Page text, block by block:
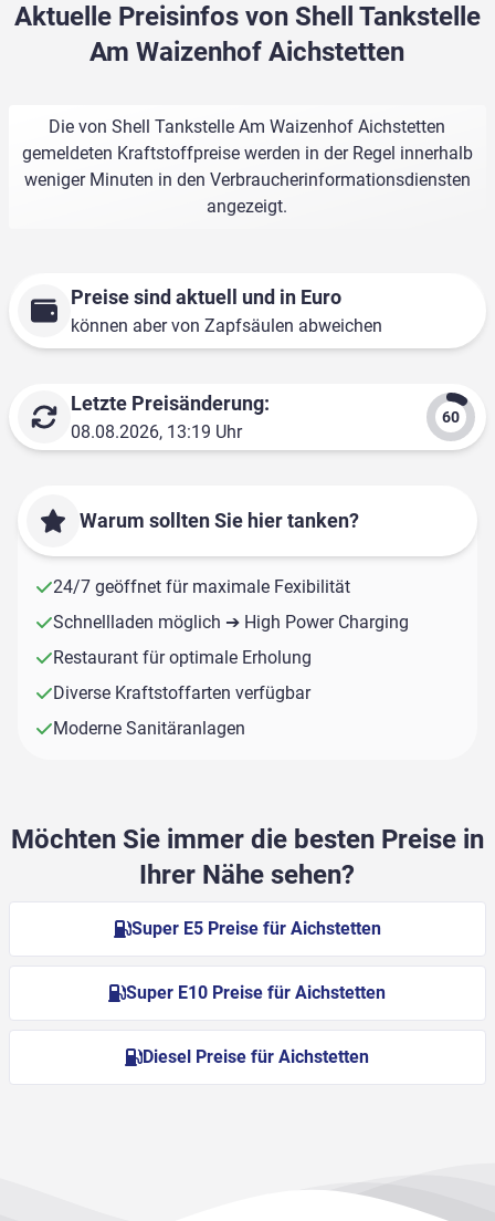
Aktuelle Preisinfos von Shell Tankstelle
Am Waizenhof Aichstetten
Die von Shell Tankstelle Am Waizenhof Aichstetten
gemeldeten Kraftstoffpreise werden in der Regel innerhalb
weniger Minuten in den Verbraucherinformationsdiensten
angezeigt.
Preise sind aktuell und in Euro
können aber von Zapfsäulen abweichen
Letzte Preisänderung:
08.08.2026, 13:19 Uhr
Warum sollten Sie hier tanken?
24/7 geöffnet für maximale Fexibilität
Schnellladen möglich ➔ High Power Charging
Restaurant für optimale Erholung
Diverse Kraftstoffarten verfügbar
Moderne Sanitäranlagen
Möchten Sie immer die besten Preise in
Ihrer Nähe sehen?
Super E5 Preise für Aichstetten
Super E10 Preise für Aichstetten
Diesel Preise für Aichstetten